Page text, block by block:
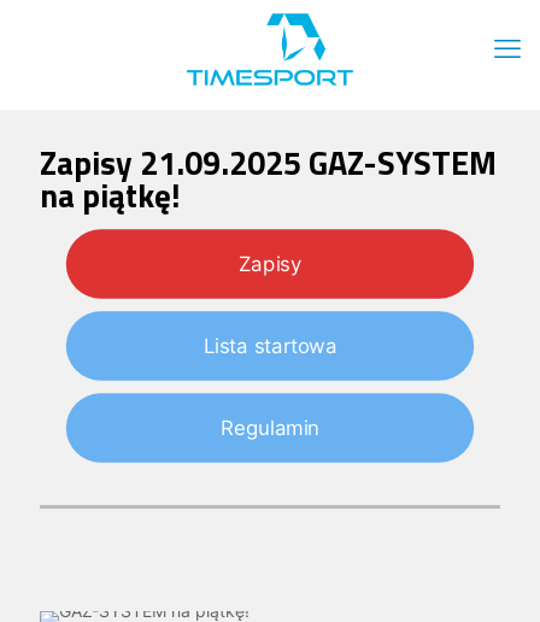
Zapisy 21.09.2025 GAZ-SYSTEM
na piątkę!
Zapisy
Lista startowa
Regulamin